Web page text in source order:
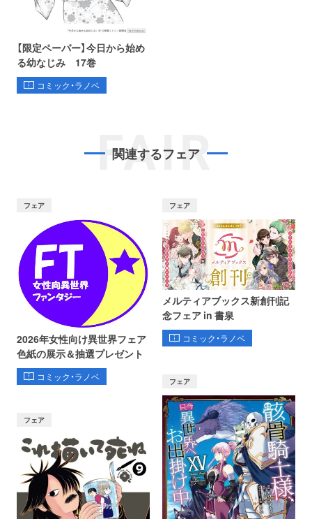
【限定ペーパー】今日から始め
る幼なじみ 17巻
コミック・ラノベ
FAIR
関連するフェア
フェア
2026年女性向け異世界フェア
色紙の展示＆抽選プレゼント
コミック・ラノベ
フェア
メルティアブックス新創刊記
念フェア in 書泉
コミック・ラノベ
フェア
フェア